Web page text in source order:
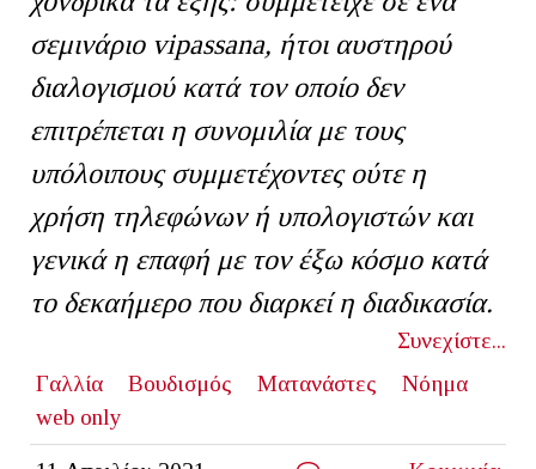
σεμινάριο vipassana, ήτοι αυστηρού
διαλογισμού κατά τον οποίο δεν
επιτρέπεται η συνομιλία με τους
υπόλοιπους συμμετέχοντες ούτε η
χρήση τηλεφώνων ή υπολογιστών και
γενικά η επαφή με τον έξω κόσμο κατά
το δεκαήμερο που διαρκεί η διαδικασία.
Συνεχίστε...
Γαλλία
Βουδισμός Ματανάστες
Νόημα
web only